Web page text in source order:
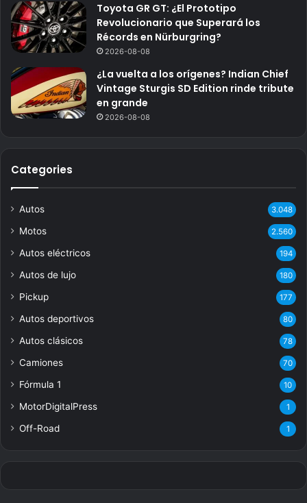
Toyota GR GT: ¿El Prototipo
Revolucionario que Superará los
Récords en Nürburgring?
2026-08-08
¿La vuelta a los orígenes? Indian Chief
Vintage Sturgis SD Edition rinde tribute
en grande
2026-08-08
Categories
Autos 3.048
Motos 2.560
Autos eléctricos 194
Autos de lujo 180
Pickup 177
Autos deportivos 80
Autos clásicos 78
Camiones 70
Fórmula 1 10
MotorDigitalPress 1
Off-Road 1